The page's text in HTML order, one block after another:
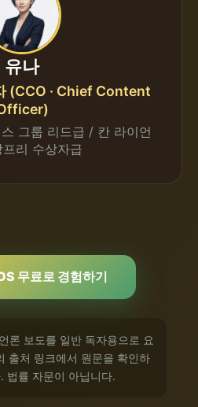
유나
(CCO · Chief Content
그룹 리드급 / 칸 라이언
리 수상자급
무료로 경험하기
론 보도를 일반 독자용으로 요
출처 링크에서 원문을 확인하
법률 자문이 아닙니다.